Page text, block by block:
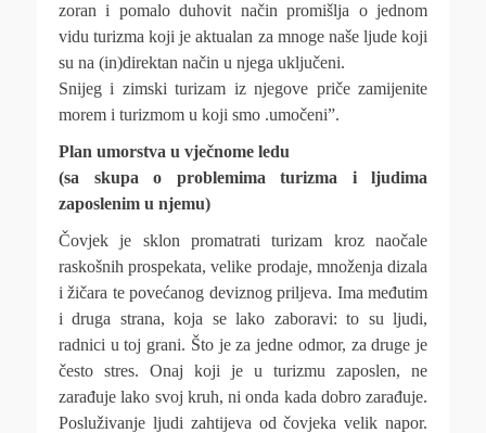
zoran i pomalo duhovit način promišlja o jednom
vidu turizma koji je aktualan za mnoge naše ljude koji
su na (in)direktan način u njega uključeni.
Snijeg i zimski turizam iz njegove priče zamijenite
morem i turizmom u koji smo .umočeni”.
Plan umorstva u vječnome ledu
(sa skupa o problemima turizma i ljudima
zaposlenim u njemu)
Čovjek je sklon promatrati turizam kroz naočale
raskošnih prospekata, velike prodaje, množenja dizala
i žičara te povećanog deviznog priljeva. Ima međutim
i druga strana, koja se lako zaboravi: to su ljudi,
radnici u toj grani. Što je za jedne odmor, za druge je
često stres. Onaj koji je u turizmu zaposlen, ne
zarađuje lako svoj kruh, ni onda kada dobro zarađuje.
Posluživanje ljudi zahtijeva od čovjeka velik napor.